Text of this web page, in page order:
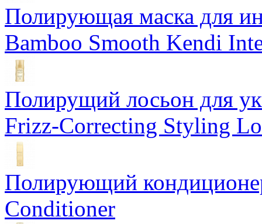
Полирующая маска для
Bamboo Smooth Kendi
Полирущий лосьон для
Frizz-Correcting Styling
Полирующий
Conditioner